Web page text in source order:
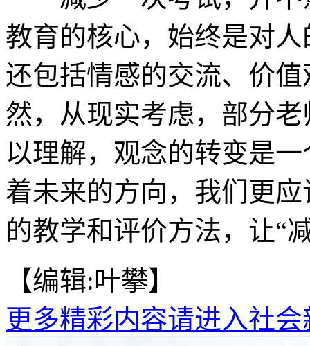
教育的核心，始终是对
还包括情感的交流、价
然，从现实考虑，部分
以理解，观念的转变是
着未来的方向，我们更
的教学和评价方法，让“
【编辑:叶攀】
更多精彩内容请进入社会